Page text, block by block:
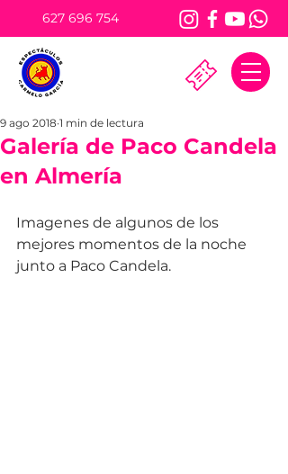
627 696 754
Galería de Paco Candela
en Almería
9 ago 2018 1 min de lectura
Imagenes de algunos de los
mejores momentos de la noche
junto a Paco Candela.